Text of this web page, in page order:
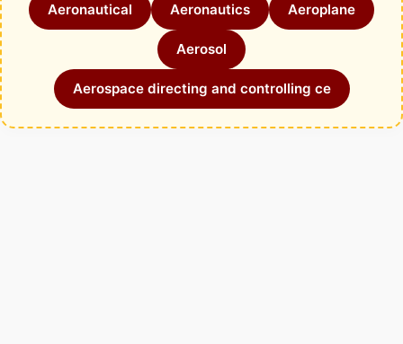
Aeronautical Aeronautics Aeroplane
Aerosol
Aerospace directing and controlling ce